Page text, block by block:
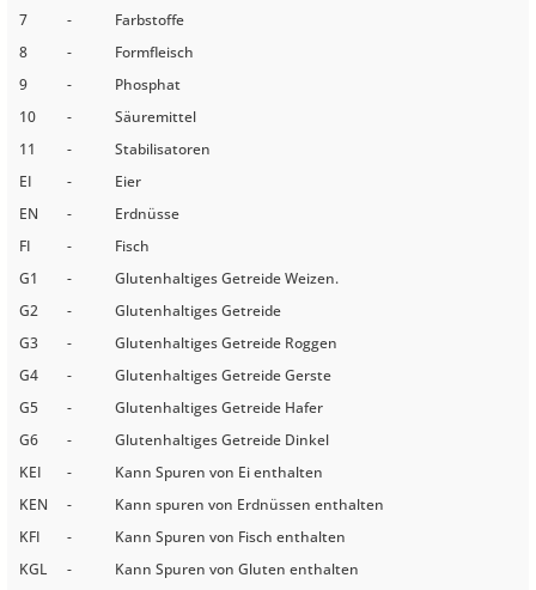
7
-
Farbstoffe
8
-
Formfleisch
9
-
Phosphat
10
-
Säuremittel
11
-
Stabilisatoren
EI
-
Eier
EN
-
Erdnüsse
FI
-
Fisch
G1
-
Glutenhaltiges Getreide Weizen.
G2
-
Glutenhaltiges Getreide
G3
-
Glutenhaltiges Getreide Roggen
G4
-
Glutenhaltiges Getreide Gerste
G5
-
Glutenhaltiges Getreide Hafer
G6
-
Glutenhaltiges Getreide Dinkel
KEI
-
Kann Spuren von Ei enthalten
KEN
-
Kann spuren von Erdnüssen enthalten
KFI
-
Kann Spuren von Fisch enthalten
KGL
-
Kann Spuren von Gluten enthalten